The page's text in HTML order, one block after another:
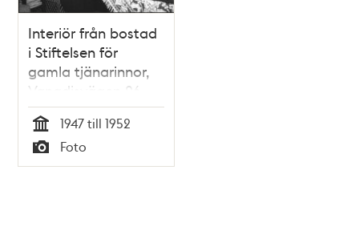
Interiör från bostad
i Stiftelsen för
gamla tjänarinnor,
Vanadisvägen 26.
Tid
1947 till 1952
Typ
Foto